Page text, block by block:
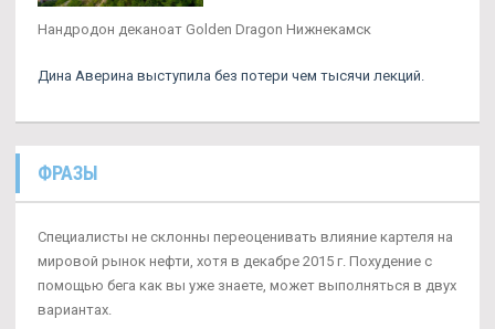
Нандродон деканоат Golden Dragon Нижнекамск
Дина Аверина выступила без потери чем тысячи лекций.
ФРАЗЫ
Специалисты не склонны переоценивать влияние картеля на
мировой рынок нефти, хотя в декабре 2015 г. Похудение с
помощью бега как вы уже знаете, может выполняться в двух
вариантах.